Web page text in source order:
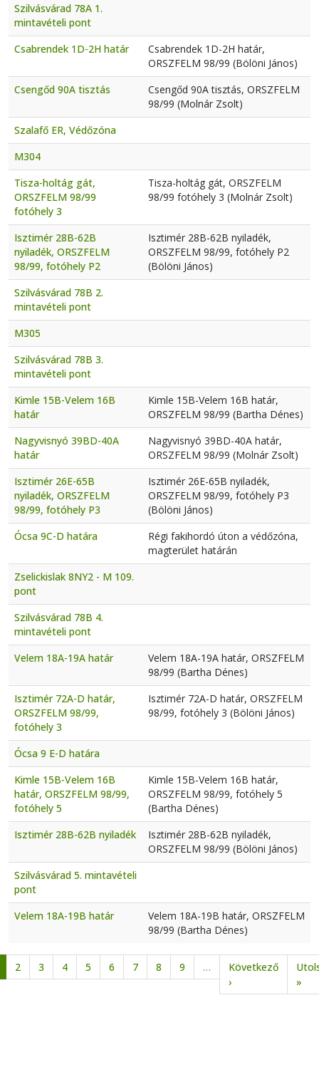
Szilvásvárad 78A 1.
mintavételi pont
Csabrendek 1D-2H határ
Csabrendek 1D-2H határ,
ORSZFELM 98/99 (Bölöni János)
Csengőd 90A tisztás
Csengőd 90A tisztás, ORSZFELM
98/99 (Molnár Zsolt)
Szalafő ER, Védőzóna
M304
Tisza-holtág gát,
ORSZFELM 98/99
fotóhely 3
Tisza-holtág gát, ORSZFELM
98/99 fotóhely 3 (Molnár Zsolt)
Isztimér 28B-62B
nyiladék, ORSZFELM
98/99, fotóhely P2
Isztimér 28B-62B nyiladék,
ORSZFELM 98/99, fotóhely P2
(Bölöni János)
Szilvásvárad 78B 2.
mintavételi pont
M305
Szilvásvárad 78B 3.
mintavételi pont
Kimle 15B-Velem 16B
határ
Kimle 15B-Velem 16B határ,
ORSZFELM 98/99 (Bartha Dénes)
Nagyvisnyó 39BD-40A
határ
Nagyvisnyó 39BD-40A határ,
ORSZFELM 98/99 (Molnár Zsolt)
Isztimér 26E-65B
nyiladék, ORSZFELM
98/99, fotóhely P3
Isztimér 26E-65B nyiladék,
ORSZFELM 98/99, fotóhely P3
(Bölöni János)
Ócsa 9C-D határa
Régi fakihordó úton a védőzóna,
magterület határán
Zselickislak 8NY2 - M 109.
pont
Szilvásvárad 78B 4.
mintavételi pont
Velem 18A-19A határ
Velem 18A-19A határ, ORSZFELM
98/99 (Bartha Dénes)
Isztimér 72A-D határ,
ORSZFELM 98/99,
fotóhely 3
Isztimér 72A-D határ, ORSZFELM
98/99, fotóhely 3 (Bölöni János)
Ócsa 9 E-D határa
Kimle 15B-Velem 16B
határ, ORSZFELM 98/99,
fotóhely 5
Kimle 15B-Velem 16B határ,
ORSZFELM 98/99, fotóhely 5
(Bartha Dénes)
Isztimér 28B-62B nyiladék
Isztimér 28B-62B nyiladék,
ORSZFELM 98/99 (Bölöni János)
Szilvásvárad 5. mintavételi
pont
Velem 18A-19B határ
Velem 18A-19B határ, ORSZFELM
98/99 (Bartha Dénes)
Oldalszámozás
2 3 4 5 6 7 8 9 …
Következő
›Következő oldal
»